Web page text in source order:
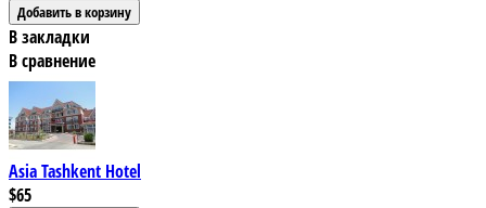
В закладки
В сравнение
Asia Tashkent Hotel
$65